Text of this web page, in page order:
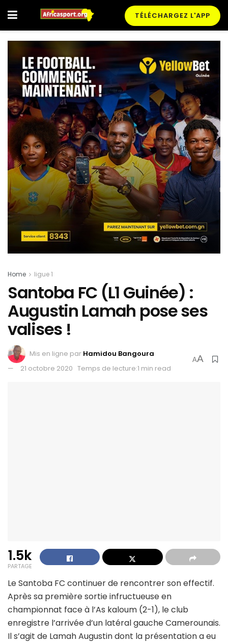
TÉLÉCHARGEZ L'APP
Home ligue 1
Santoba FC (L1 Guinée) :
Augustin Lamah pose ses
valises !
Mis en ligne par Hamidou Bangoura
21 octobre 2020 Temps de lecture:1 min read
AA
1.5k
PARTAGE
Le Santoba FC continuer de rencontrer son effectif.
Après sa première sortie infructueuse en
championnat face à l’As kaloum (2-1), le club
enregistre l’arrivée d’un latéral gauche Camerounais.
Il s’agit de Lamah Augustin dont la présentation a eu